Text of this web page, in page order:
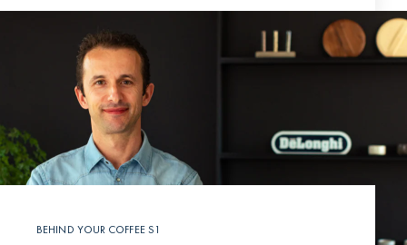
BEHIND YOUR COFFEE S1